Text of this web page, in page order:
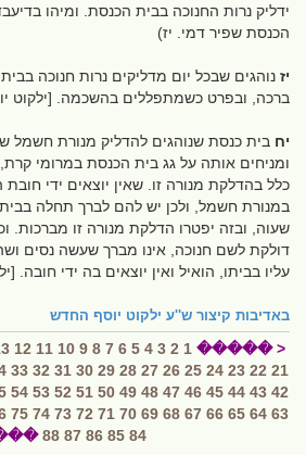
ידליק נרות החנוכה בבית הכנסת. ומיהו
הכנסת שפיר דמי. יז)
יז נוהגים שבכל יום מדליקים נרות חנוכה
ברכה, ובפרט כשמתפללים בהשכמה. [ילקוט
יח בית כנסת שנוהגים להדליק מנורת חשמל
ומניחים אותה על גג בית הכנסת במרומי קרת,
כלל בהדלקת מנורה זו. שאין יוצאים ידי
במנורת חשמל, ולכן יש להם לברך תחלה
שעוה, ובזה יפטרו הדלקת מנורה זו מברכות.
דולקת לשם חנוכה, אינו מברך שעשה נסים
עליו בביתו, הואיל ואין יוצאים בה ידי חובה.
באדיבות קיצור ש''ע ילקוט יוסף החדש
< �����
1
2
3
4
5
6
7
8
9
10
11
12
21
22
23
24
25
26
27
28
29
30
31
32
33
42
43
44
45
46
47
48
49
50
51
52
53
54
63
64
65
66
67
68
69
70
71
72
73
74
75
84
85
86
87
88
>